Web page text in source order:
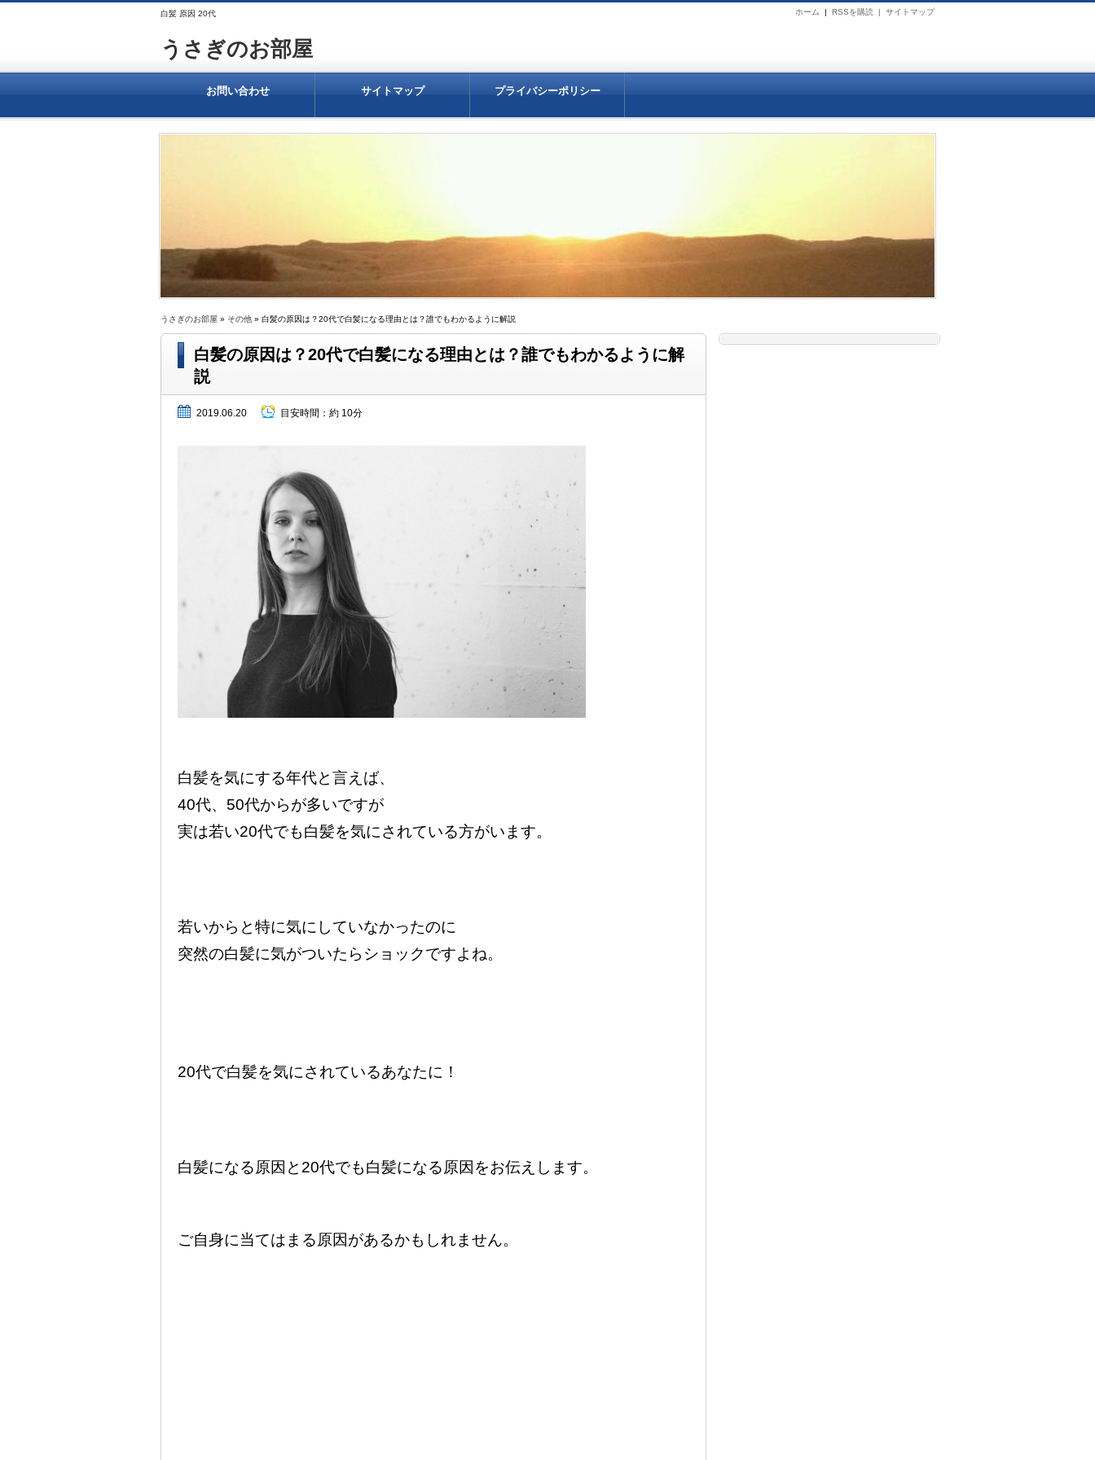
白髪 原因 20代 サイトマップ
RSSを購読 |
ホーム |
うさぎのお部屋
お問い合わせ サイトマップ プライバシーポリシー
うさぎのお部屋 » その他 » 白髪の原因は？20代で白髪になる理由とは？誰でもわかるように解説
白髪の原因は？20代で白髪になる理由とは？誰でもわかるように解
説
2019.06.20 目安時間： 約 10分
白髪を気にする年代と言えば、
40代、50代からが多いですが
実は若い20代でも白髪を気にされている方がいます。
若いからと特に気にしていなかったのに
突然の白髪に気がついたらショックですよね。
20代で白髪を気にされているあなたに！
白髪になる原因と20代でも白髪になる原因をお伝えします。
ご自身に当てはまる原因があるかもしれません。